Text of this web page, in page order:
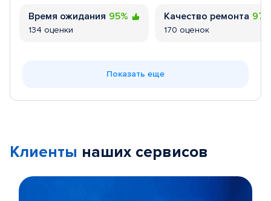
Время ожидания 95%
134 оценки
Качество ремонта
170 оценок
Показать еще
Клиенты наших сервисов